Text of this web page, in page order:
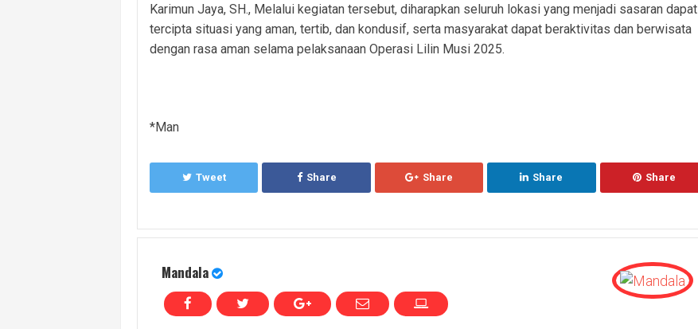
Karimun Jaya, SH., Melalui kegiatan tersebut, diharapkan seluruh lokasi yang menjadi sasaran dapat
tercipta situasi yang aman, tertib, dan kondusif, serta masyarakat dapat beraktivitas dan berwisata
dengan rasa aman selama pelaksanaan Operasi Lilin Musi 2025.
*Man
Tweet Share Share Share Share
Mandala